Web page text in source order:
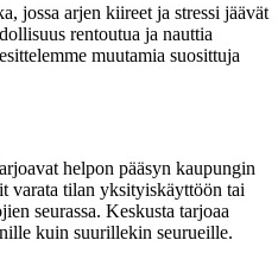
jossa arjen kiireet ja stressi jäävät
rentoutua ja nauttia
muutamia suosittuja
helpon pääsyn kaupungin
varata tilan yksityiskäyttöön tai
seurassa. Keskusta tarjoaa
kuin suurillekin seurueille.